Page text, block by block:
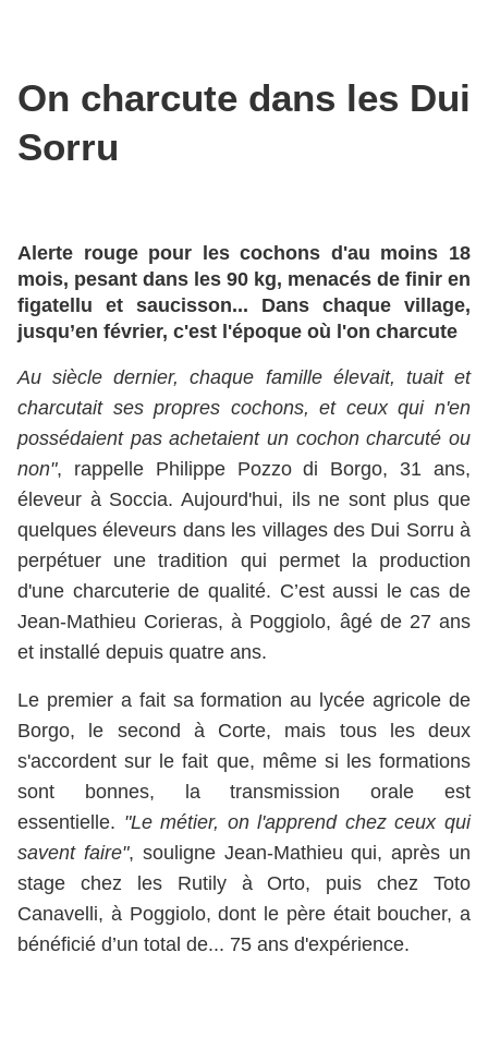
On charcute dans les Dui
Sorru
Alerte rouge pour les cochons d'au moins 18
mois, pesant dans les 90 kg, menacés de finir en
figatellu et saucisson... Dans chaque village,
jusqu’en février, c'est l'époque où l'on charcute
Au siècle dernier, chaque famille élevait, tuait et
charcutait ses propres cochons, et ceux qui n'en
possédaient pas achetaient un cochon charcuté ou
non", rappelle Philippe Pozzo di Borgo, 31 ans,
éleveur à Soccia. Aujourd'hui, ils ne sont plus que
quelques éleveurs dans les villages des Dui Sorru à
perpétuer une tradition qui permet la production
d'une charcuterie de qualité. C’est aussi le cas de
Jean-Mathieu Corieras, à Poggiolo, âgé de 27 ans
et installé depuis quatre ans.
Le premier a fait sa formation au lycée agricole de
Borgo, le second à Corte, mais tous les deux
s'accordent sur le fait que, même si les formations
sont bonnes, la transmission orale est
essentielle. "Le métier, on l'apprend chez ceux qui
savent faire", souligne Jean-Mathieu qui, après un
stage chez les Rutily à Orto, puis chez Toto
Canavelli, à Poggiolo, dont le père était boucher, a
bénéficié d’un total de... 75 ans d'expérience.